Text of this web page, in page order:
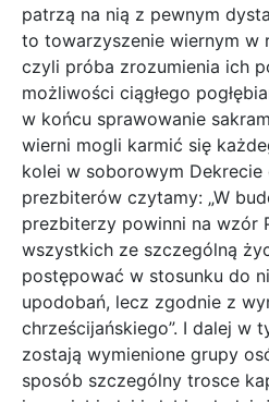
patrzą na nią z pewnym
to towarzyszenie wiernym w
czyli próba zrozumienia ich
możliwości ciągłego
w końcu sprawowanie
wierni mogli karmić się
kolei w soborowym Dekrecie
prezbiterów czytamy: „W
prezbiterzy powinni na wzór
wszystkich ze szczególną
postępować w stosunku do
upodobań, lecz zgodnie z
chrześcijańskiego”. I dalej w
zostają wymienione grupy
sposób szczególny trosce